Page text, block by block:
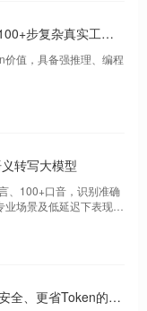
步复杂真实工作
值，具备强推理、编程
转写大模型
、100+口音，识别准确
场景及低延迟下表现优
全、更省Token的超